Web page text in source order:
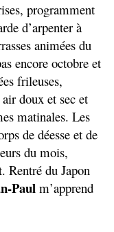
programment
d’arpenter à
animées du
encore octobre et
frileuses,
doux et sec et
matinales. Les
de déesse et de
du mois,
Rentré du Japon
Paul m’apprend